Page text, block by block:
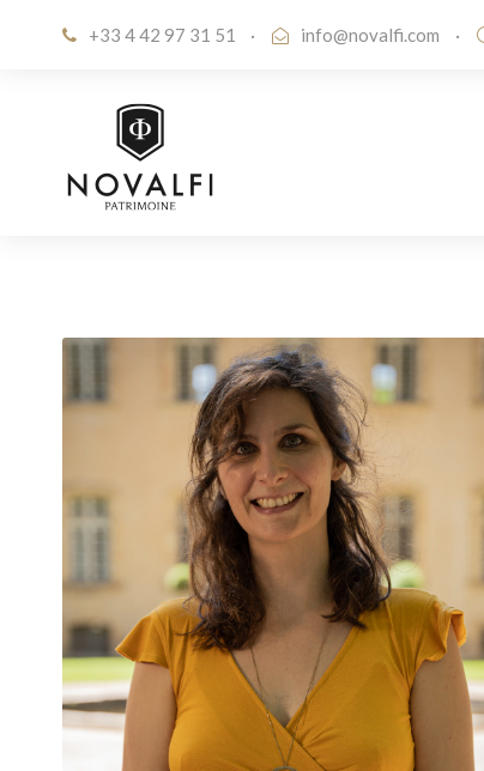
+33 4 42 97 31 51 · info@novalfi.com ·